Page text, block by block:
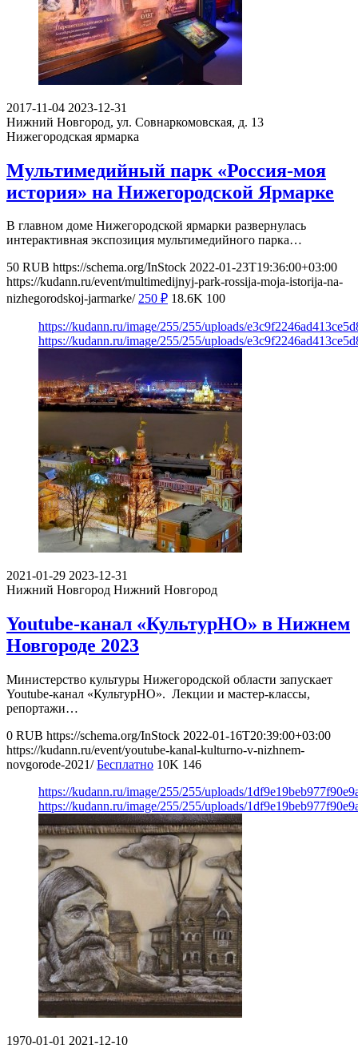
2017-11-04 2023-12-31
Нижний Новгород, ул. Совнаркомовская, д. 13
Нижегородская ярмарка
Мультимедийный парк «Россия-моя
история» на Нижегородской Ярмарке
В главном доме Нижегородской ярмарки развернулась
интерактивная экспозиция мультимедийного парка…
50 RUB https://schema.org/InStock 2022-01-23T19:36:00+03:00
https://kudann.ru/event/multimedijnyj-park-rossija-moja-istorija-na-
nizhegorodskoj-jarmarke/ 250 ₽ 18.6K 100
https://kudann.ru/image/255/255/uploads/
https://kudann.ru/image/255/255/uploads/
2021-01-29 2023-12-31
Нижний Новгород Нижний Новгород
Youtube-канал «КультурНО» в Нижнем
Новгороде 2023
Министерство культуры Нижегородской области запускает
Youtube-канал «КультурНО». Лекции и мастер-классы,
репортажи…
0 RUB https://schema.org/InStock 2022-01-16T20:39:00+03:00
https://kudann.ru/event/youtube-kanal-kulturno-v-nizhnem-
novgorode-2021/ Бесплатно 10K 146
https://kudann.ru/image/255/255/uploads/
https://kudann.ru/image/255/255/uploads/
1970-01-01 2021-12-10